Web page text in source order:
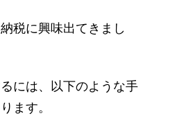
税に興味出てきまし
には、以下のような手
ます。